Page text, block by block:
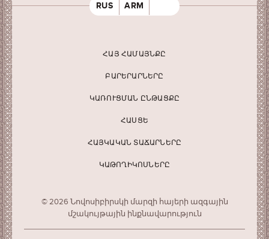
RUS ARM
ՀԱՅ ՀԱՄԱՅՆՔԸ
ԲԱՐԵՐԱՐՆԵՐԸ
ԿԱՌՈՒՑՄԱՆ ԸՆԹԱՑՔԸ
ՀԱՍՑԵ
ՀԱՅԿԱԿԱՆ ՏԱՃԱՐՆԵՐԸ
ԿԱԹՈՂԻԿՈՍՆԵՐԸ
© 2026 Նովոսիբիրսկի մարզի հայերի ազգային
մշակույթային ինքնավարություն